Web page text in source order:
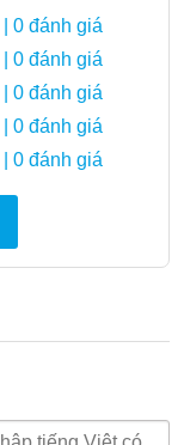
| 0 đánh giá
| 0 đánh giá
| 0 đánh giá
| 0 đánh giá
| 0 đánh giá